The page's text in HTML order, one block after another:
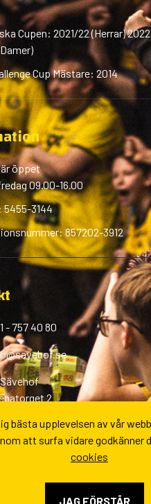
Cupen: 2021/22 (Herrar)
Cup Mästare: 2014
öppet
09.00-16.00
5455-3144
857202-3912
- 757 40 80
2
kontaktvägar
bästa upplevelsen av vår
att surfa vidare godkänner
cookies
JAG FÖRSTÅR